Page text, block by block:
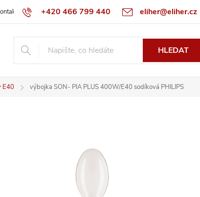
+420 466 799 440 eliher@eliher.cz
Obchodní podmínky Reklamační řád Specialista
HLEDAT
E40 výbojka SON- PIA PLUS 400W/E40 sodíková PHILIPS